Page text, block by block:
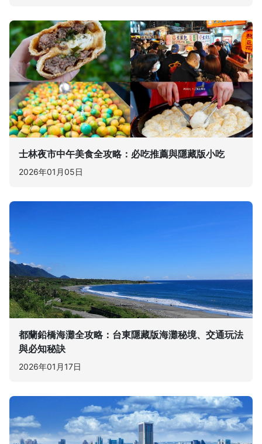
士林夜市中午美食全攻略：必吃推薦與隱藏版小吃
2026年01月05日
都蘭鉛橋海灘全攻略：台東隱藏版海灘秘境、交通玩法
與必知秘訣
2026年01月17日